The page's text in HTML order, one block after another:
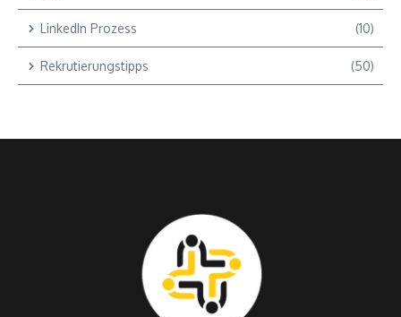
LinkedIn Prozess (10)
Rekrutierungstipps (50)